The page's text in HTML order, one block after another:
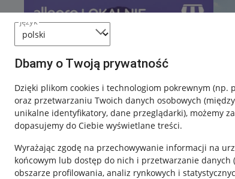
język
Dbamy o Twoją prywatność
Dzięki plikom cookies i technologiom pokrewnym (np.
oraz przetwarzaniu Twoich danych osobowych
unikalne identyfikatory, dane przeglądarki), możemy
dopasujemy do Ciebie wyświetlane treści.
Wyrażając zgodę na przechowywanie informacji na
końcowym lub dostęp do nich i przetwarzanie danych
obszarze profilowania, analiz rynkowych i